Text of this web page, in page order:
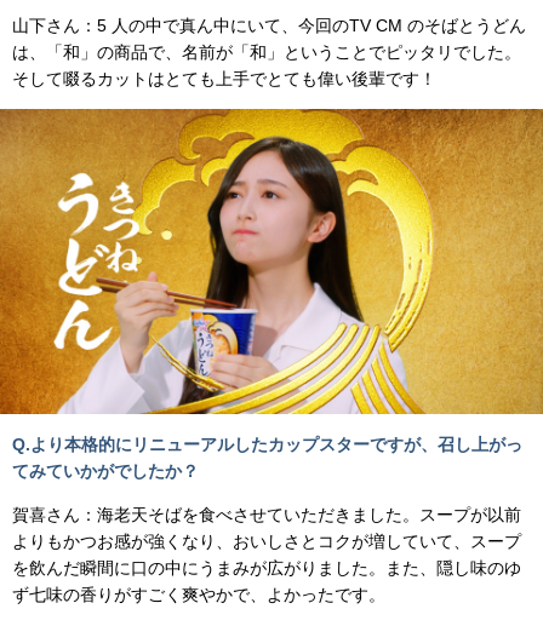
山下さん：5 人の中で真ん中にいて、今回のTV CM のそばとうどん
は、「和」の商品で、名前が「和」ということでピッタリでした。
そして啜るカットはとても上手でとても偉い後輩です！
Q.より本格的にリニューアルしたカップスターですが、召し上がっ
てみていかがでしたか？
賀喜さん：海老天そばを食べさせていただきました。スープが以前
よりもかつお感が強くなり、おいしさとコクが増していて、スープ
を飲んだ瞬間に口の中にうまみが広がりました。また、隠し味のゆ
ず七味の香りがすごく爽やかで、よかったです。